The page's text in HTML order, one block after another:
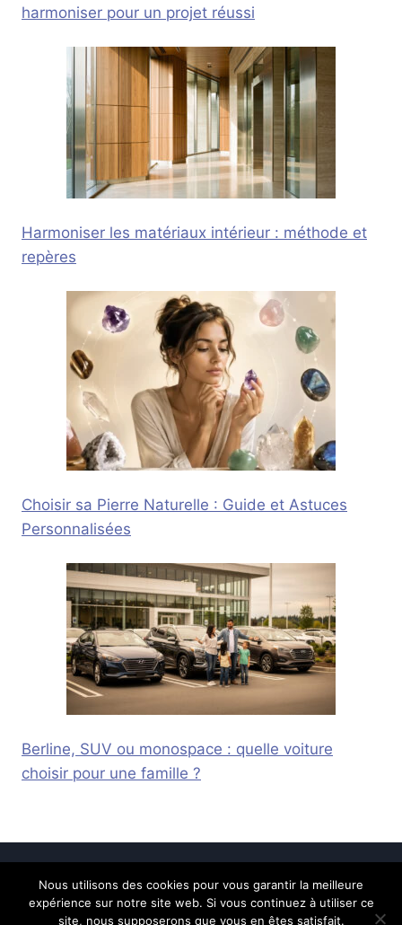
harmoniser pour un projet réussi
Harmoniser les matériaux intérieur : méthode et
repères
Choisir sa Pierre Naturelle : Guide et Astuces
Personnalisées
Berline, SUV ou monospace : quelle voiture
choisir pour une famille ?
© 2026 Calais Online - Mentions légales-
Contactez-nous
Nous utilisons des cookies pour vous garantir la meilleure
expérience sur notre site web. Si vous continuez à utiliser ce
site, nous supposerons que vous en êtes satisfait.